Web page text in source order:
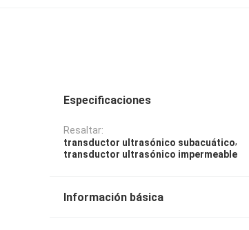
Especificaciones
Resaltar:
transductor ultrasónico subacuático,
transductor ultrasónico impermeable
Información básica